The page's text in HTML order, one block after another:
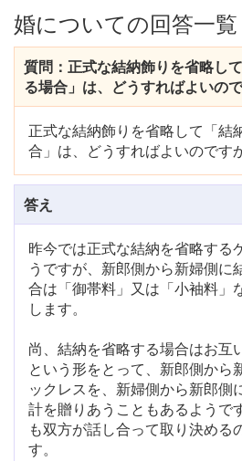
婚についての回答一覧
質問：正式な結納飾りを省略し
る場合」は、どうすればよいので
正式な結納飾りを省略して「結
合」は、どうすればよいのですか
答え
昨今では正式な結納を省略する
うですが、新郎側から新婦側に
合は「御帯料」又は「小袖料」
します。
尚、結納を省略する場合はお互
という形をとって、新郎側から
ックレスを、新婦側から新郎側
計を贈りあうこともあるようで
も双方が話し合って取り決める
す。